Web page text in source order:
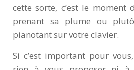
cette sorte, c’est le moment
prenant sa plume ou
pianotant sur votre clavier.
Si c’est important pour